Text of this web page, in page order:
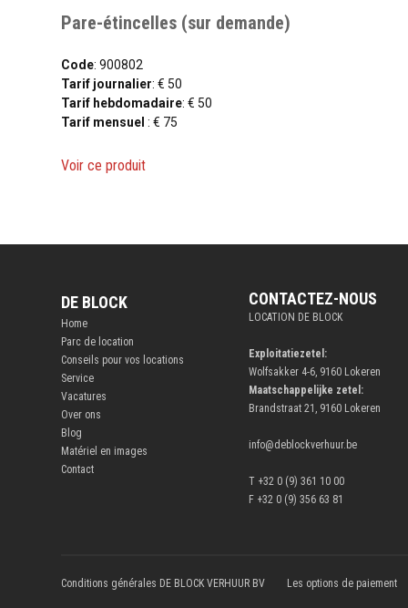
Pare-étincelles (sur demande)
Code: 900802
Tarif journalier: € 50
Tarif hebdomadaire: € 50
Tarif mensuel : € 75
Voir ce produit
DE BLOCK
Home
Parc de location
Conseils pour vos locations
Service
Vacatures
Over ons
Blog
Matériel en images
Contact
CONTACTEZ-NOUS
LOCATION DE BLOCK
Exploitatiezetel:
Wolfsakker 4-6, 9160 Lokeren
Maatschappelijke zetel:
Brandstraat 21, 9160 Lokeren
info@deblockverhuur.be
T +32 0 (9) 361 10 00
F +32 0 (9) 356 63 81
Conditions générales DE BLOCK VERHUUR BV Les options de paiement